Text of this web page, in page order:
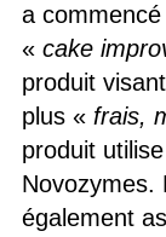
a
« cake
produit
plus « frais,
produit
Novozymes.
également